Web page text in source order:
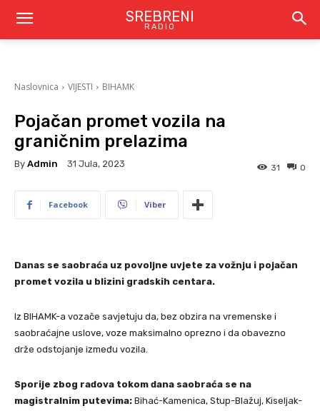
SREBRENI
RADIO
Naslovnica VIJESTI BIHAMK
Pojačan promet vozila na
graničnim prelazima
By Admin 31 Jula, 2023 0
31
Facebook Viber
Danas se saobraća uz povoljne uvjete za vožnju i pojačan
promet vozila u blizini gradskih centara.
Iz BIHAMK-a vozače savjetuju da, bez obzira na vremenske i
saobraćajne uslove, voze maksimalno oprezno i da obavezno
drže odstojanje između vozila.
Sporije zbog radova tokom dana saobraća se na
magistralnim putevima: Bihać-Kamenica, Stup-Blažuj, Kiseljak-